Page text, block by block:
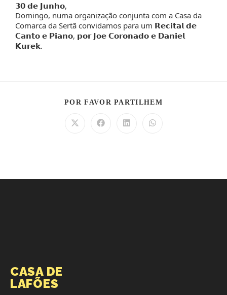
𝟯𝟬 𝗱𝗲 𝗝𝘂𝗻𝗵𝗼,
Domingo, numa organização conjunta com a Casa da
Comarca da Sertã convidamos para um 𝗥𝗲𝗰𝗶𝘁𝗮𝗹 𝗱𝗲
𝗖𝗮𝗻𝘁𝗼 𝗲 𝗣𝗶𝗮𝗻𝗼, 𝗽𝗼𝗿 𝗝𝗼𝗲 𝗖𝗼𝗿𝗼𝗻𝗮𝗱𝗼 𝗲 𝗗𝗮𝗻𝗶𝗲𝗹
𝗞𝘂𝗿𝗲𝗸.
POR FAVOR PARTILHEM
CASA DE
LAFÕES